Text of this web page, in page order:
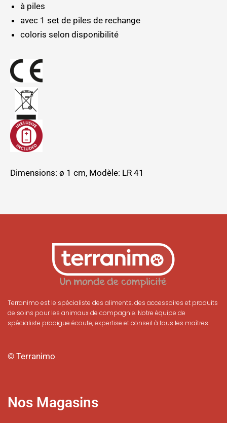
à piles
avec 1 set de piles de rechange
coloris selon disponibilité
Dimensions: ø 1 cm, Modèle: LR 41
Terranimo est le spécialiste des aliments, des accessoires et produits
de soins pour les animaux de compagnie. Notre équipe de
spécialiste prodigue écoute, expertise et conseil à tous les maîtres
© Terranimo
Nos Magasins